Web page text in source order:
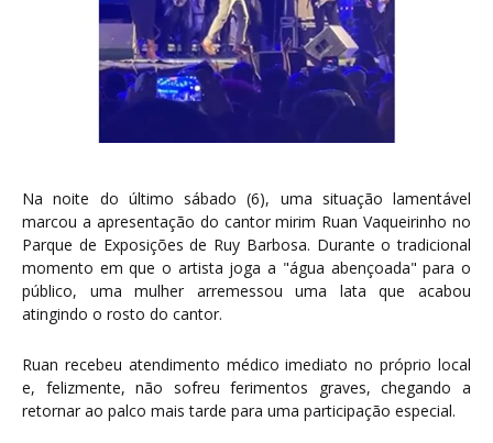
Na noite do último sábado (6), uma situação lamentável
marcou a apresentação do cantor mirim Ruan Vaqueirinho no
Parque de Exposições de Ruy Barbosa. Durante o tradicional
momento em que o artista joga a "água abençoada" para o
público, uma mulher arremessou uma lata que acabou
atingindo o rosto do cantor.
Ruan recebeu atendimento médico imediato no próprio local
e, felizmente, não sofreu ferimentos graves, chegando a
retornar ao palco mais tarde para uma participação especial.